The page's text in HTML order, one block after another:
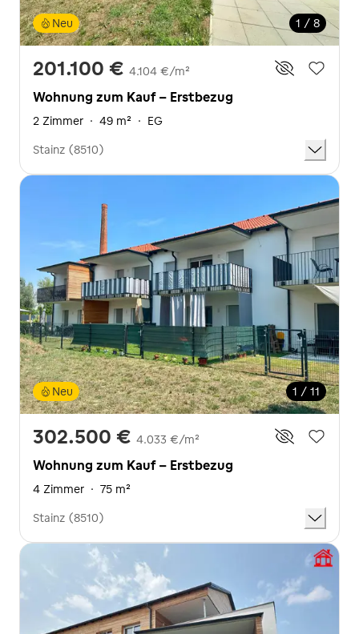
1 / 8
Neu
201.100 € 4.104 €/m²
Wohnung zum Kauf - Erstbezug
2 Zimmer · 49 m² · EG
Stainz (8510)
1 / 11
Neu
302.500 € 4.033 €/m²
Wohnung zum Kauf - Erstbezug
4 Zimmer · 75 m²
Stainz (8510)